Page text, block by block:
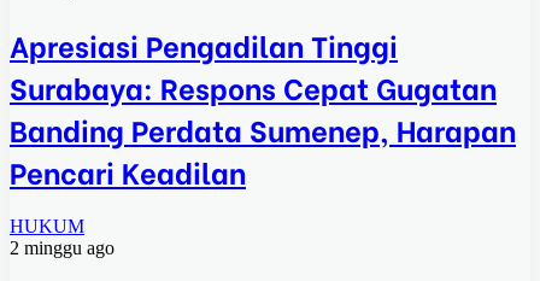
Apresiasi Pengadilan Tinggi
Surabaya: Respons Cepat Gugatan
Banding Perdata Sumenep, Harapan
Pencari Keadilan
HUKUM
2 minggu ago